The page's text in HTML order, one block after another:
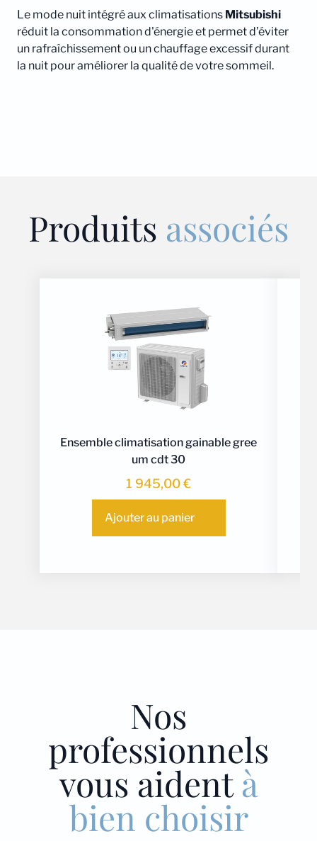
Le mode nuit intégré aux climatisations Mitsubishi
réduit la consommation d'énergie et permet d’éviter
un rafraîchissement ou un chauffage excessif durant
la nuit pour améliorer la qualité de votre sommeil.
Produits associés
Ensemble climatisation gainable gree
um cdt 30
1 945,00€
Ajouter au panier
Nos
professionnels
vous aidentà
bien choisir